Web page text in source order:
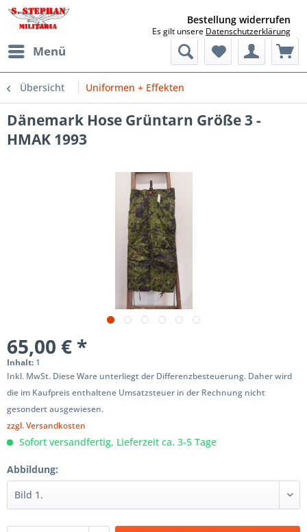
Menü
Übersicht Uniformen + Effekten
Dänemark Hose Grüntarn Größe 3 -
HMAK 1993
65,00 € *
Inhalt: 1
Inkl. MwSt. Diese Ware unterliegt der Differenzbesteuerung. Daher wird
die im Kaufpreis enthaltene Umsatzsteuer in der Rechnung nicht
gesondert ausgewiesen.
zzgl. Versandkosten
Sofort versandfertig, Lieferzeit ca. 3-5 Tage
Abbildung:
Bestellung widerrufen
Es gilt unsere Datenschutzerklärung